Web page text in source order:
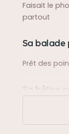
Faisait le
partout
Sa balade
Prêt des
Sa bêtise
Elle n’a